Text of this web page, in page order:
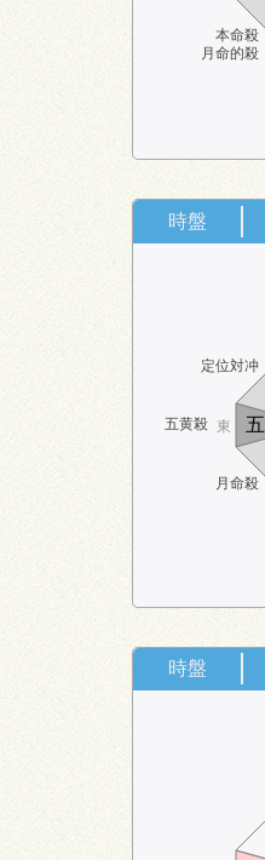
本命殺
月命的殺
時盤
定位対冲
五黄殺
月命殺
東
五
時盤